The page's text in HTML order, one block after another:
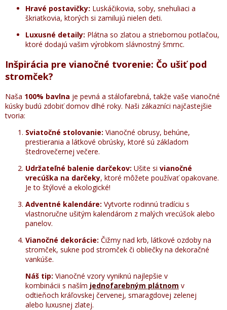
Hravé postavičky: Luskáčikovia, soby, snehuliaci a
škriatkovia, ktorých si zamilujú nielen deti.
Luxusné detaily: Plátna so zlatou a striebornou potlačou,
ktoré dodajú vašim výrobkom slávnostný šmrnc.
Inšpirácia pre vianočné tvorenie: Čo ušiť pod
stromček?
Naša 100% bavlna je pevná a stálofarebná, takže vaše vianočné
kúsky budú zdobiť domov dlhé roky. Naši zákazníci najčastejšie
tvoria:
Sviatočné stolovanie: Vianočné obrusy, behúne,
prestierania a látkové obrúsky, ktoré sú základom
štedrovečernej večere.
Udržateľné balenie darčekov: Ušite si vianočné
vrecúška na darčeky, ktoré môžete používať opakovane.
Je to štýlové a ekologické!
Adventné kalendáre: Vytvorte rodinnú tradíciu s
vlastnoručne ušitým kalendárom z malých vrecúšok alebo
panelov.
Vianočné dekorácie: Čižmy nad krb, látkové ozdoby na
stromček, sukne pod stromček či obliečky na dekoračné
vankúše.
Náš tip: Vianočné vzory vyniknú najlepšie v
kombinácii s naším jednofarebným plátnom v
odtieňoch kráľovskej červenej, smaragdovej zelenej
alebo luxusnej zlatej.